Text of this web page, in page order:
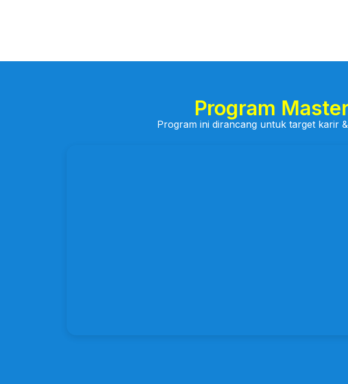
Program
Program ini dirancang untuk target karir